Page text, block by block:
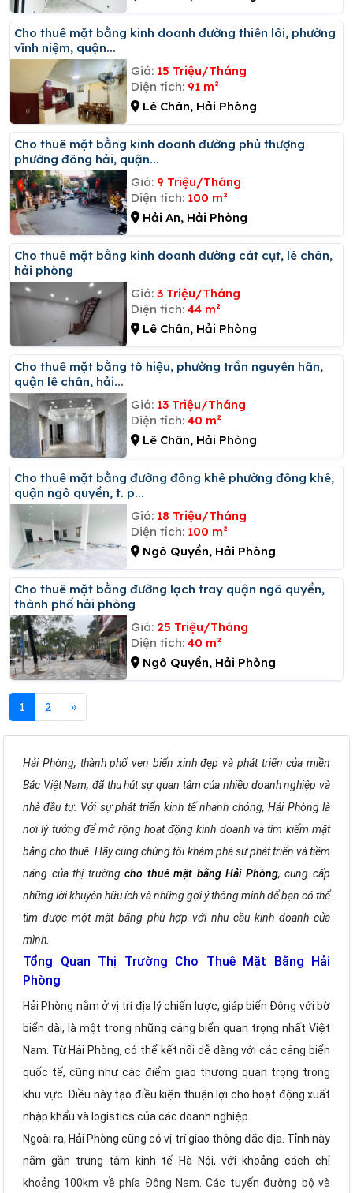
Cho thuê mặt bằng kinh doanh đường thiên lôi, phường
vĩnh niệm, quận...
Giá: 15 Triệu/Tháng
Diện tích: 91 m²
Lê Chân, Hải Phòng
Cho thuê mặt bằng kinh doanh đường phủ thượng
phường đông hải, quận...
Giá: 9 Triệu/Tháng
Diện tích: 100 m²
Hải An, Hải Phòng
Cho thuê mặt bằng kinh doanh đường cát cụt, lê chân,
hải phòng
Giá: 3 Triệu/Tháng
Diện tích: 44 m²
Lê Chân, Hải Phòng
Cho thuê mặt bằng tô hiệu, phường trần nguyên hãn,
quận lê chân, hải...
Giá: 13 Triệu/Tháng
Diện tích: 40 m²
Lê Chân, Hải Phòng
Cho thuê mặt bằng đường đông khê phường đông khê,
quận ngô quyền, t. p...
Giá: 18 Triệu/Tháng
Diện tích: 100 m²
Ngô Quyền, Hải Phòng
Cho thuê mặt bằng đường lạch tray quận ngô quyền,
thành phố hải phòng
Giá: 25 Triệu/Tháng
Diện tích: 40 m²
Ngô Quyền, Hải Phòng
1 2 »
Hải Phòng, thành phố ven biển xinh đẹp và phát triển của miền
Bắc Việt Nam, đã thu hút sự quan tâm của nhiều doanh nghiệp và
nhà đầu tư. Với sự phát triển kinh tế nhanh chóng, Hải Phòng là
nơi lý tưởng để mở rộng hoạt động kinh doanh và tìm kiếm mặt
bằng cho thuê. Hãy cùng chúng tôi khám phá sự phát triển và tiềm
năng của thị trườngcho thuê mặt bằng Hải Phòng, cung cấp
những lời khuyên hữu ích và những gợi ý thông minh để bạn có thể
tìm được một mặt bằng phù hợp với nhu cầu kinh doanh của
mình.
Tổng Quan Thị Trường Cho Thuê Mặt Bằng Hải
Phòng
Hải Phòng nằm ở vị trí địa lý chiến lược, giáp biển Đông với bờ
biển dài, là một trong những cảng biển quan trọng nhất Việt
Nam. Từ Hải Phòng, có thể kết nối dễ dàng với các cảng biển
quốc tế, cũng như các điểm giao thương quan trọng trong
khu vực. Điều này tạo điều kiện thuận lợi cho hoạt động xuất
nhập khẩu và logistics của các doanh nghiệp.
Ngoài ra, Hải Phòng cũng có vị trí giao thông đắc địa. Tỉnh này
nằm gần trung tâm kinh tế Hà Nội, với khoảng cách chỉ
khoảng 100km về phía Đông Nam. Các tuyến đường bộ và